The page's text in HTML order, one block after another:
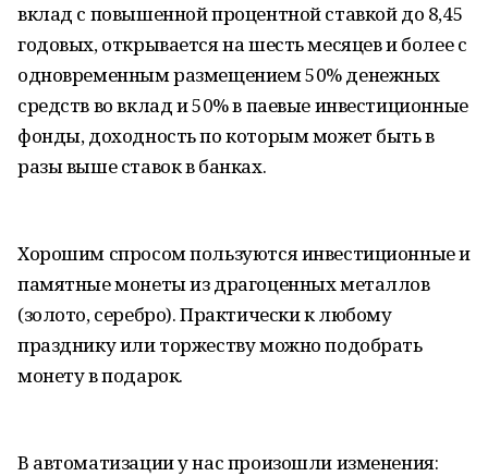
вклад с повышенной процентной ставкой до 8,45
годовых, открывается на шесть месяцев и более с
одновременным размещением 50% денежных
средств во вклад и 50% в паевые инвестиционные
фонды, доходность по которым может быть в
разы выше ставок в банках.
Хорошим спросом пользуются инвестиционные и
памятные монеты из драгоценных металлов
(золото, серебро). Практически к любому
празднику или торжеству можно подобрать
монету в подарок.
В автоматизации у нас произошли изменения: